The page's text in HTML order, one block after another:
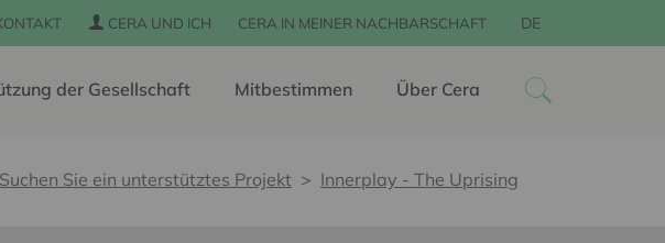
CERA UND ICH CERA IN MEINER NACHBARSCHAFT DE
der Gesellschaft Mitbestimmen Über Cera
Suchen Sie ein unterstütztes Projekt Innerplay - The Uprising